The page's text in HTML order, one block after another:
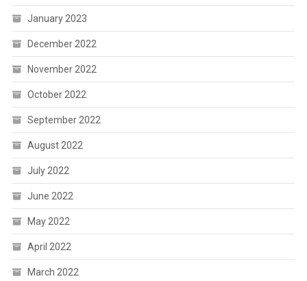
January 2023
December 2022
November 2022
October 2022
September 2022
August 2022
July 2022
June 2022
May 2022
April 2022
March 2022